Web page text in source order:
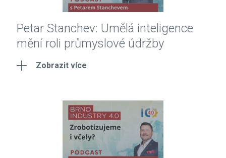
Petar Stanchev: Umělá inteligence
mění roli průmyslové údržby
Zobrazit více